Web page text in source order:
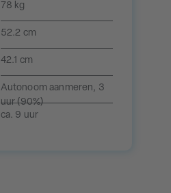
78 kg
52.2 cm
42.1 cm
Autonoom aanmeren, 3
uur (90%)
ca. 9 uur